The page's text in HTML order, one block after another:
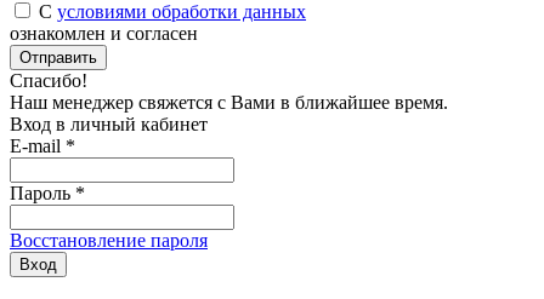
С условиями обработки данных
ознакомлен и согласен
Отправить
Спасибо!
Наш менеджер свяжется с Вами в ближайшее время.
Вход в личный кабинет
E-mail *
Пароль *
Восстановление пароля
Вход